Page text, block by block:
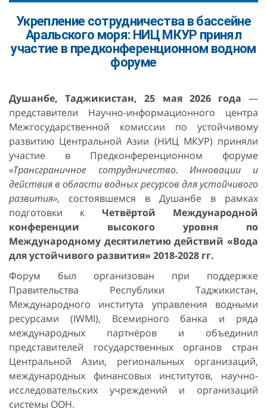
Укрепление сотрудничества в бассейне
Аральского моря: НИЦ МКУР принял
участие в предконференционном водном
форуме
Душанбе, Таджикистан, 25 мая 2026 года —
представители Научно-информационного центра
Межгосударственной комиссии по устойчивому
развитию Центральной Азии (НИЦ МКУР) приняли
участие в Предконференционном форуме
«Трансграничное сотрудничество. Инновации и
действия в области водных ресурсов для устойчивого
развития», состоявшемся в Душанбе в рамках
подготовки к Четвёртой Международной
конференции высокого уровня по
Международному десятилетию действий «Вода
для устойчивого развития» 2018-2028 гг.
Форум был организован при поддержке
Правительства Республики Таджикистан,
Международного института управления водными
ресурсами (IWMI), Всемирного банка и ряда
международных партнёров и объединил
представителей государственных органов стран
Центральной Азии, региональных организаций,
международных финансовых институтов, научно-
исследовательских учреждений и организаций
системы ООН.